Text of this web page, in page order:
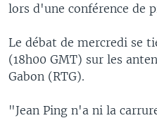
lors d'une conférence de
Le débat de mercredi se
(18h00 GMT) sur les
Gabon (RTG).
"Jean Ping n'a ni la